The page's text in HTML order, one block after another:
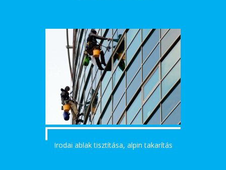
Irodai ablak tisztítása, alpin takarítás